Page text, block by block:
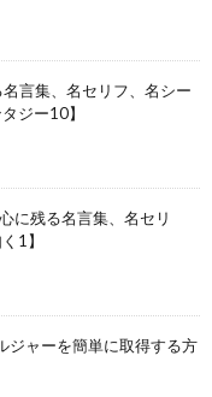
名言集、名セリフ、名シー
ジー10】
に残る名言集、名セリ
1】
ジャーを簡単に取得する方